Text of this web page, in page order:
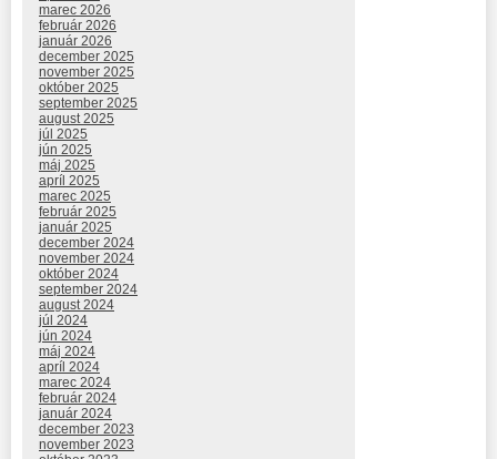
marec 2026
február 2026
január 2026
december 2025
november 2025
október 2025
september 2025
august 2025
júl 2025
jún 2025
máj 2025
apríl 2025
marec 2025
február 2025
január 2025
december 2024
november 2024
október 2024
september 2024
august 2024
júl 2024
jún 2024
máj 2024
apríl 2024
marec 2024
február 2024
január 2024
december 2023
november 2023